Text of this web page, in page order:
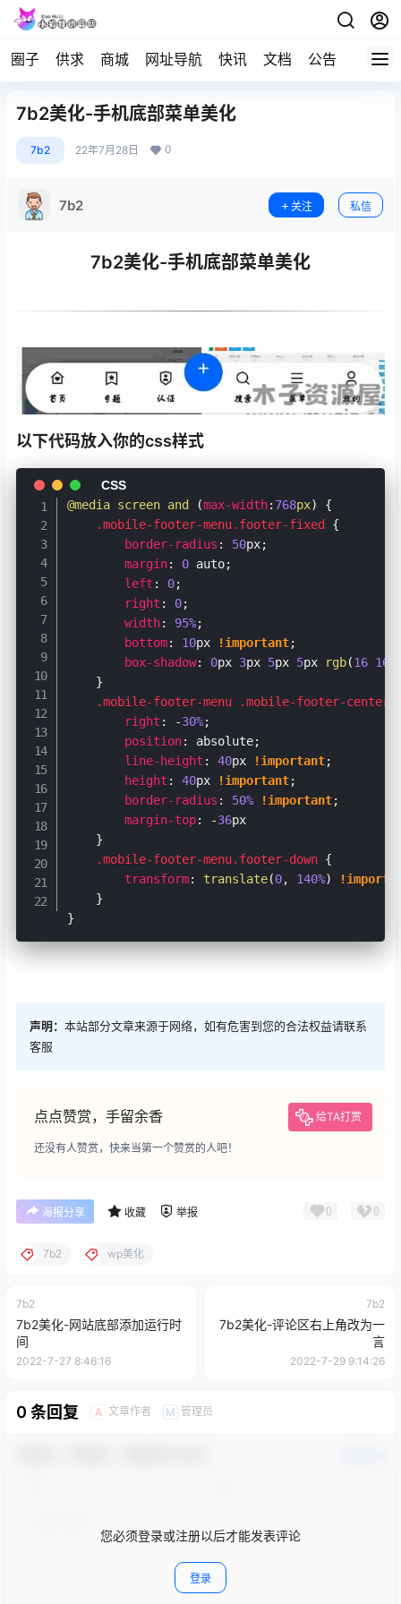
圈子 供求 商城 网址导航 快讯 文档 公告 问答
7b2美化-手机底部菜单美化
7b2 22年7月28日 0
7b2 关注 私信
7b2美化-手机底部菜单美化
以下代码放入你的css样式
@media screen and (max-width: 768px)
{
.mobile-footer-menu.footer-fixed
{
border-radius : 50px;
margin: 0 auto;
left : 0;
right : 0;
width: 95%;
bottom: 10px !important;
box-shadow: 0px 3px 5px 5px rgb(16 16
}
.mobile-footer-menu
.mobile-footer-center
right : -30%;
position: absolute;
line-height : 40px !important;
height : 40px !important;
border-radius : 50% !important;
margin-top: -36px
}
.mobile-footer-menu.footer-down {
transform: translate(0, 140%)
}
}
声明： 本站部分文章来源于网络，如有危害到您的合法权益请联系
客服
点点赞赏，手留余香 给TA打赏
还没有人赞赏，快来当第一个赞赏的人吧！
海报分享 收藏 举报 0 0
7b2 wp美化
7b2
7b2美化-网站底部添加运行时
间
2022-7-27 8:46:16
7b2
7b2美化-评论区右上角改为一
言
2022-7-29 9:14:26
0 条回复 A 文章作者 M 管理员
您必须登录或注册以后才能发表评论
登录